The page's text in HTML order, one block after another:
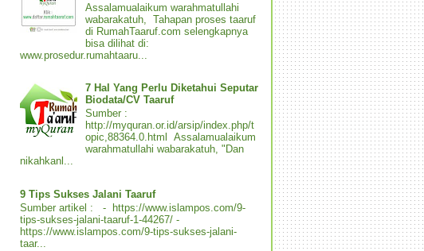
Assalamualaikum warahmatullahi
wabarakatuh, Tahapan proses taaruf
di RumahTaaruf.com selengkapnya
bisa dilihat di:
www.prosedur.rumahtaaru...
7 Hal Yang Perlu Diketahui Seputar
Biodata/CV Taaruf
Sumber :
http://myquran.or.id/arsip/index.php/t
opic,88364.0.html Assalamualaikum
warahmatullahi wabarakatuh, "Dan
nikahkanl...
9 Tips Sukses Jalani Taaruf
Sumber artikel : - https://www.islampos.com/9-
tips-sukses-jalani-taaruf-1-44267/ -
https://www.islampos.com/9-tips-sukses-jalani-
taar...